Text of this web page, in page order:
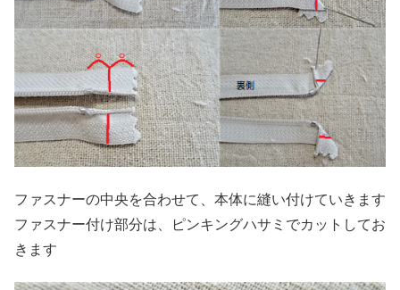
ファスナーの中央を合わせて、本体に縫い付けていきます
ファスナー付け部分は、ピンキングハサミでカットしてお
きます